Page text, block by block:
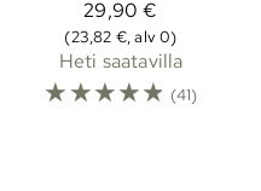
29,90 €
(23,82 €, alv 0)
Heti saatavilla
☆☆☆☆☆ (41)